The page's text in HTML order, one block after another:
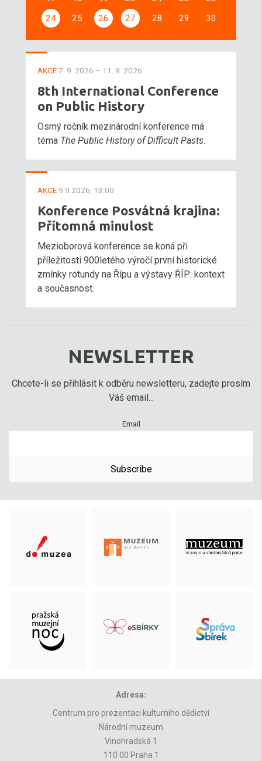
24
25 26 27 28 29 30
AKCE7. 9. 2026 – 11. 9. 2026
8th International Conference
on Public History
Osmý ročník mezinárodní konference má
téma The Public History of Difficult Pasts.
AKCE 9.9.2026, 13:00
Konference Posvátná krajina:
Přítomná minulost
Mezioborová konference se koná při
příležitosti 900letého výročí první historické
zmínky rotundy na Řípu a výstavy ŘÍP: kontext
a současnost.
NEWSLETTER
Chcete-li se přihlásit k odběru newsletteru, zadejte prosím
Váš email...
Email
Subscribe
Adresa:
Centrum pro prezentaci kulturního dědictví
Národní muzeum
Vinohradská 1
110 00 Praha 1